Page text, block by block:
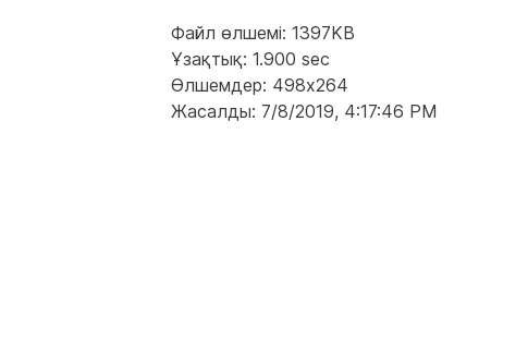
Файл өлшемі: 1397KB
Ұзақтық: 1.900 sec
Өлшемдер: 498x264
Жасалды: 7/8/2019, 4:17:46 PM